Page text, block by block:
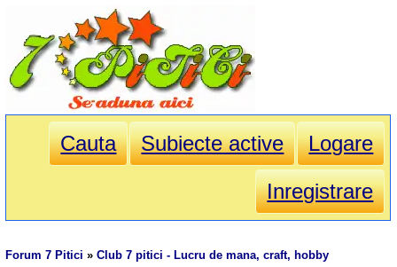
Cauta Subiecte active
Logare
Inregistrare
Forum 7 Pitici »Club 7 pitici - Lucru de mana, craft, hobby